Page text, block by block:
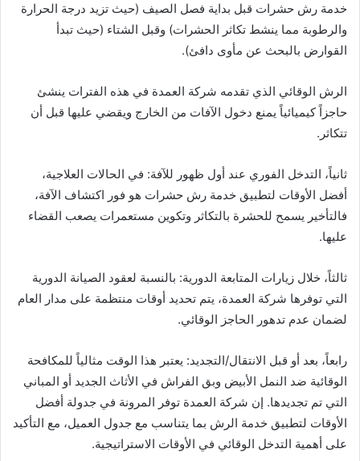
خدمة رش حشرات قبل بداية فصل الصيف (حيث تزيد درجة الحرارة
والرطوبة مما ينشط تكاثر الحشرات) وقبل الشتاء (حيث تبدأ
القوارض بالبحث عن مأوى دافئ).
الرش الوقائي الذي تقدمه شركة العمدة في هذه الفترات ينشئ
حاجزاً كيميائياً يمنع دخول الآفات من الخارج ويقضي عليها قبل أن
تتكاثر.
ثانياً، التدخل الفوري عند أول ظهور للآفة: في الحالات العلاجية،
أفضل الأوقات لتطبيق خدمة رش حشرات هو فور اكتشاف الآفة،
فالتأخير يسمح للحشرة بالتكاثر وتكوين مستعمرات يصعب القضاء
عليها.
ثالثاً، خلال زيارات المتابعة الدورية: بالنسبة لعقود الصيانة الدورية
التي توفرها شركة العمدة، يتم تحديد أوقات منتظمة على مدار العام
لضمان عدم تدهور الحاجز الوقائي.
رابعاً، بعد أو قبل الانتقال/التجديد: يعتبر هذا الوقت مثالياً للمكافحة
الوقائية ضد النمل الأبيض وبق الفراش في الأثاث الجديد أو المباني
التي تم تجديدها. إن شركة العمدة توفر المرونة في جدولة أفضل
الأوقات لتطبيق خدمة الرش بما يتناسب مع جدول العميل، مع التأكيد
على أهمية التدخل الوقائي في الأوقات الاستراتيجية.